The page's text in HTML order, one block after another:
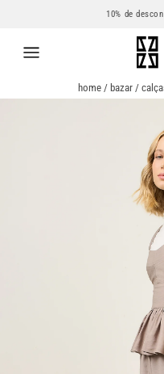
10% de
home/ bazar/